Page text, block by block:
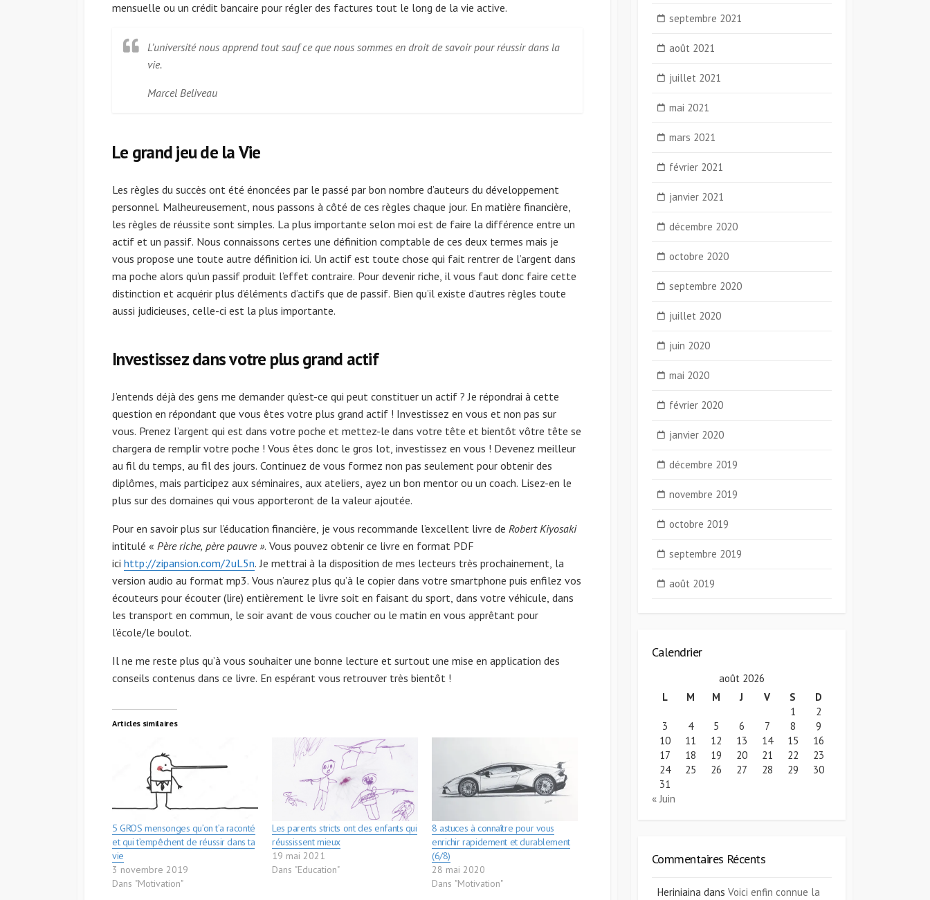
mensuelle ou un crédit bancaire pour régler des factures tout le long de la vie active.
L’université nous apprend tout sauf ce que nous sommes en droit de savoir pour réussir dans la
vie.
Marcel Beliveau
Le grand jeu de la Vie
Les règles du succès ont été énoncées par le passé par bon nombre d’auteurs du développement
personnel. Malheureusement, nous passons à côté de ces règles chaque jour. En matière financière,
les règles de réussite sont simples. La plus importante selon moi est de faire la différence entre un
actif et un passif. Nous connaissons certes une définition comptable de ces deux termes mais je
vous propose une toute autre définition ici. Un actif est toute chose qui fait rentrer de l’argent dans
ma poche alors qu’un passif produit l’effet contraire. Pour devenir riche, il vous faut donc faire cette
distinction et acquérir plus d’éléments d’actifs que de passif. Bien qu’il existe d’autres règles toute
aussi judicieuses, celle-ci est la plus importante.
Investissez dans votre plus grand actif
J’entends déjà des gens me demander qu’est-ce qui peut constituer un actif ? Je répondrai à cette
question en répondant que vous êtes votre plus grand actif ! Investissez en vous et non pas sur
vous. Prenez l’argent qui est dans votre poche et mettez-le dans votre tête et bientôt vôtre tête se
chargera de remplir votre poche ! Vous êtes donc le gros lot, investissez en vous ! Devenez meilleur
au fil du temps, au fil des jours. Continuez de vous formez non pas seulement pour obtenir des
diplômes, mais participez aux séminaires, aux ateliers, ayez un bon mentor ou un coach. Lisez-en le
plus sur des domaines qui vous apporteront de la valeur ajoutée.
Pour en savoir plus sur l’éducation financière, je vous recommande l’excellent livre de Robert Kiyosaki
intitulé « Père riche, père pauvre ». Vous pouvez obtenir ce livre en format PDF
ici http://zipansion.com/2uL5n. Je mettrai à la disposition de mes lecteurs très prochainement, la
version audio au format mp3. Vous n’aurez plus qu’à le copier dans votre smartphone puis enfilez vos
écouteurs pour écouter (lire) entièrement le livre soit en faisant du sport, dans votre véhicule, dans
les transport en commun, le soir avant de vous coucher ou le matin en vous apprêtant pour
l’école/le boulot.
Il ne me reste plus qu’à vous souhaiter une bonne lecture et surtout une mise en application des
conseils contenus dans ce livre. En espérant vous retrouver très bientôt !
Articles similaires
5 GROS mensonges qu’on t’a raconté
et qui t’empêchent de réussir dans ta
vie
3 novembre 2019
Dans "Motivation"
Les parents stricts ont des enfants qui
réussissent mieux
19 mai 2021
Dans "Education"
8 astuces à connaître pour vous
enrichir rapidement et durablement
(6/8)
28 mai 2020
Dans "Motivation"
septembre 2021
août 2021
juillet 2021
mai 2021
mars 2021
février 2021
janvier 2021
décembre 2020
octobre 2020
septembre 2020
juillet 2020
juin 2020
mai 2020
février 2020
janvier 2020
décembre 2019
novembre 2019
octobre 2019
septembre 2019
août 2019
Calendrier
août 2026
L
M M J V S
D
1
2
3
4 5 6 7 8
9
10
11 12 13 14 15
16
17
18 19 20 21 22
23
24
25 26 27 28 29
30
31
« Juin
Commentaires Récents
Heriniaina dans Voici enfin connue la